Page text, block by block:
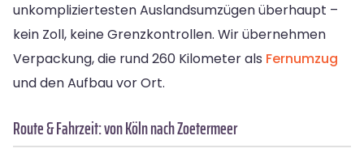
unkompliziertesten Auslandsumzügen überhaupt –
kein Zoll, keine Grenzkontrollen. Wir übernehmen
Verpackung, die rund 260 Kilometer als Fernumzug
und den Aufbau vor Ort.
Route & Fahrzeit: von Köln nach Zoetermeer